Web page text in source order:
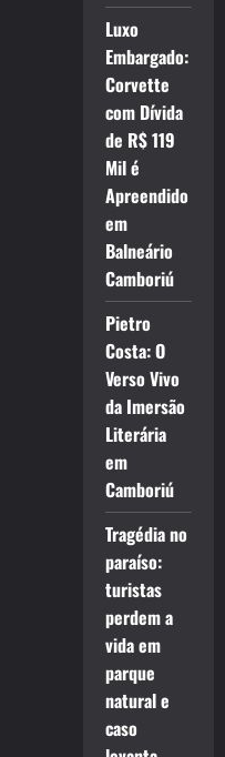
Luxo
Embargado:
Corvette
com Dívida
de R$ 119
Mil é
Apreendido
em
Balneário
Camboriú
Pietro
Costa: O
Verso Vivo
da Imersão
Literária
em
Camboriú
Tragédia no
paraíso:
turistas
perdem a
vida em
parque
natural e
caso